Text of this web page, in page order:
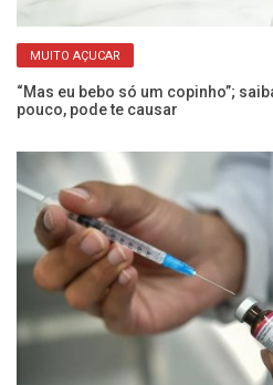
MUITO AÇUCAR
“Mas eu bebo só um copinho”;
pouco, pode te causar